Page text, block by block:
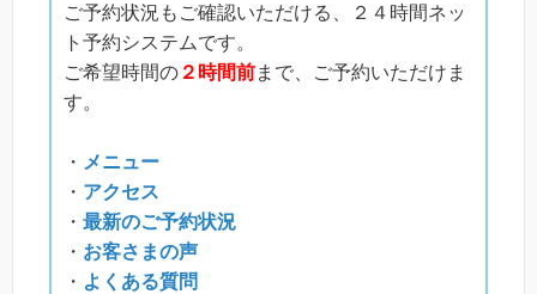
ご予約状況もご確認いただける、２４時間ネッ
ト予約システムです。
ご希望時間の ２時間前まで、ご予約いただけま
す。
・ メニュー
・ アクセス
・ 最新のご予約状況
・ お客さまの声
・ よくある質問